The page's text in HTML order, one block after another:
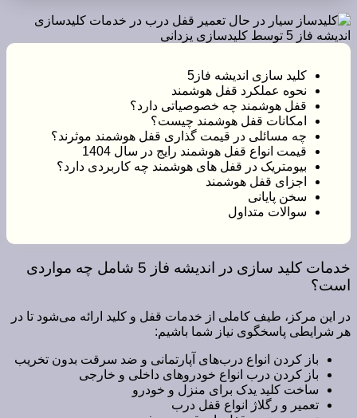
کلید سازی اندیشه فاز5
نحوه عملکرد قفل هوشمند
قفل هوشمند چه خصوصیاتی دارد؟
امکانات قفل هوشمند چیست؟
چه مسائلی در قیمت گذاری قفل هوشمند موثرند؟
قیمت انواع قفل هوشمند رایج در سال 1404
بیومتریک در قفل های هوشمند چه کاربردی دارد؟
اجزای قفل هوشمند
سخن پایانی
سوالات متداول
خدمات کلید سازی در اندیشه فاز 5 شامل چه مواردی
است؟
در این مرکز، طیف کاملی از خدمات قفل و کلید ارائه می‌شود تا در
هر شرایطی پاسخگوی نیاز شما باشیم:
باز کردن انواع درب‌های آپارتمانی و ضد سرقت بدون تخریب
باز کردن درب انواع خودروهای داخلی و خارجی
ساخت کلید یدک برای منزل و خودرو
تعمیر و رگلاژ انواع قفل درب